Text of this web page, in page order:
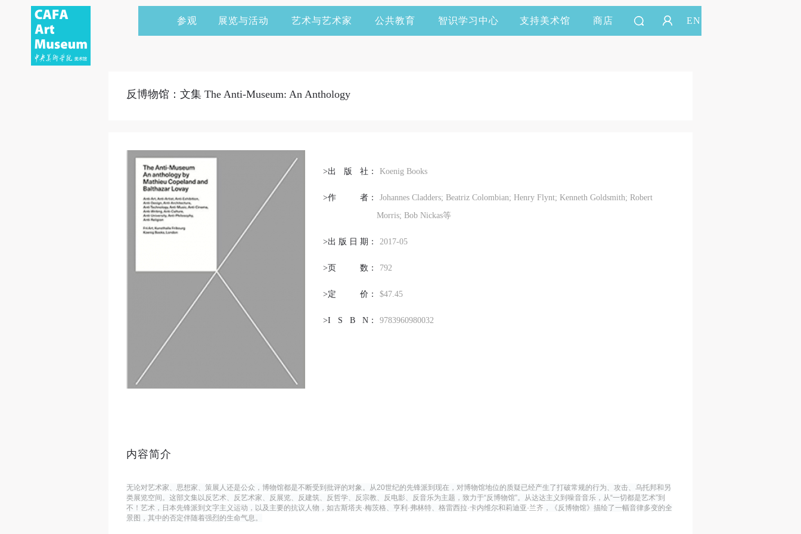
参观 展览与活动 艺术与艺术家 公共教育 智识学习中心 支持美术馆 商店 EN
资讯
合作伙伴
举办活动
反博物馆：文集 The Anti-Museum: An Anthology
>出 版 社： Koenig Books
>作 者 ：
Johannes Cladders; Beatriz Colombian; Henry Flynt; Kenneth Goldsmith; Robert
Morris; Bob Nickas等
>出 版 日 期 ： 2017-05
>页 数 ： 792
>定 价 ： $47.45
>I S B N ： 9783960980032
内容简介
无论对艺术家、思想家、策展人还是公众，博物馆都是不断受到批评的对象。从20世纪的先锋派到现在，对博物馆地位的质疑已经产生了打破常规的行为、攻击、乌托邦和另
类展览空间。这部文集以反艺术、反艺术家、反展览、反建筑、反哲学、反宗教、反电影、反音乐为主题，致力于“反博物馆”。从达达主义到噪音音乐，从“一切都是艺术”到
不！艺术，日本先锋派到文字主义运动，以及主要的抗议人物，如古斯塔夫·梅茨格、亨利 ·弗林特、格雷西拉·卡内维尔和莉迪亚·兰齐 ，《反博物馆》描绘了一幅音律多变的全
景图，其中的否定伴随着强烈的生命气息。
凉几日，寻一处刺眼的阳光，重新洗礼那或许已经麻木的感官。 选择去吴
哥，因为太想亲自去感受一下这世界上最重要的文明古迹，它将中国长城的
雄伟、泰姬陵的细致繁复和金字塔的对称之美全部完美的融为一体。唯有置
身于吴哥王城，在“高棉微笑”的注视下，去凝望这曾经充满战乱、杀戮，到现
温暖，不禁想逃离这荒凉几日，寻一处刺眼的阳光，重新洗礼那或许已经麻
木的感官。 选择去吴哥，因为太想亲自去感受一下这世界上最重要的文明古
手机号码